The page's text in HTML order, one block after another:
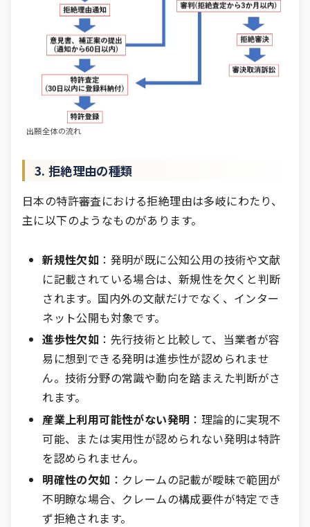
出願全体の流れ
3. 拒絶理由の種類
日本の特許審査における拒絶理由は多岐にわたり、
主に以下のようなものがあります。
新規性欠如 ：発明が既に公知公用の技術や文献
に記載されている場合は、新規性を欠くと判断
されます。国内外の文献だけでなく、インター
ネット公開も対象です。
進歩性欠如 ：先行技術と比較して、当業者が容
易に想到できる発明は進歩性が認められませ
ん。技術分野の常識や動向を踏まえた判断がさ
れます。
産業上利用可能性がない発明 ：理論的に実現不
可能、または実用性が認められない発明は特許
を認められません。
明確性の欠如 ：クレームの記載が曖昧で範囲が
不明瞭な場合、クレームの構成要件が特定でき
ず拒絶されます。